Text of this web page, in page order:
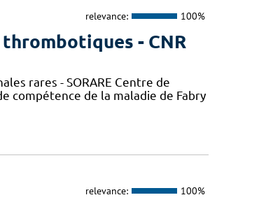
relevance: 100%
- CNR
rares - SORARE Centre de
compétence de la maladie de Fabry
relevance: 100%